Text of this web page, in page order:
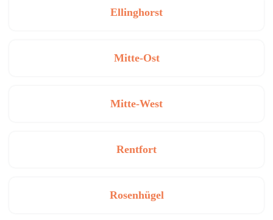
Ellinghorst
Mitte-Ost
Mitte-West
Rentfort
Rosenhügel